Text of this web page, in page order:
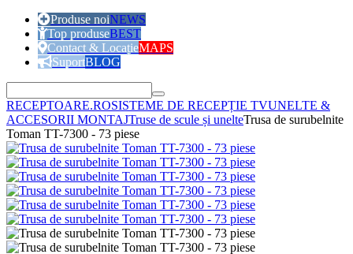
Produse noiNEWS
Top produseBEST
Contact & LocațieMAPS
SuportBLOG
RECEPTOARE.ROSISTEME DE RECEPȚIE TVUNELTE &
ACCESORII MONTAJTruse de scule și unelteTrusa de surubelnite
Toman TT-7300 - 73 piese